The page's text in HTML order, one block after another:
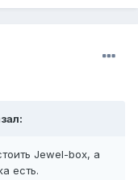
Jewel-box, а
есть.